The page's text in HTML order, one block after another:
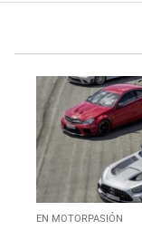
EN MOTORPASIÓN